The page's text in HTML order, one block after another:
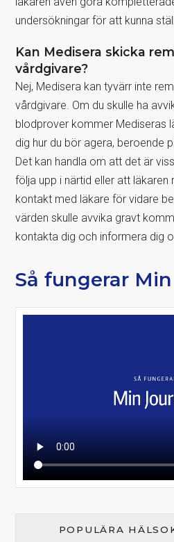
undersökningar för att kunna
Kan Medisera skicka
vårdgivare?
Nej, Medisera kan tyvärr inte
vårdgivare. Om du skulle ha
blodprover kommer Mediseras
dig hur du bör agera, beroende
Det kan handla om att det är
följa upp i närtid eller att läkaren
kontakt med läkare för vidare
värden skulle avvika gravt
kontakta dig och informera dig
Så fungerar
POPULÄRA